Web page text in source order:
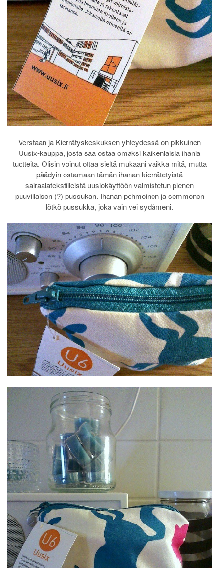
Verstaan ja Kierrätyskeskuksen yhteydessä on pikkuinen
Uusix-kauppa, josta saa ostaa omaksi kaikenlaisia ihania
tuotteita. Olisin voinut ottaa sieltä mukaani vaikka mitä, mutta
päädyin ostamaan tämän ihanan kierrätetyistä
sairaalatekstiileistä uusiokäyttöön valmistetun pienen
puuvillaisen (?) pussukan. Ihanan pehmoinen ja semmonen
lötkö pussukka, joka vain vei sydämeni.